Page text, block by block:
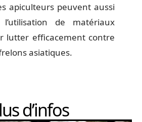
apiculteurs peuvent aussi
de matériaux
lutter efficacement contre
asiatiques.
d’infos